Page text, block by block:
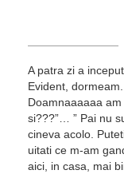
A patra zi a
Evident,
Doamnaaaaaa
si???”… ” Pai nu
cineva acolo.
uitati ce m-am
aici, in casa, mai